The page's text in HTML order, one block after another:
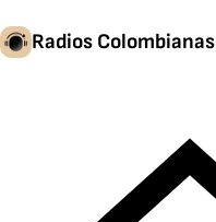
Radios Colombianas